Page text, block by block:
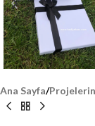
Ana Sayfa/